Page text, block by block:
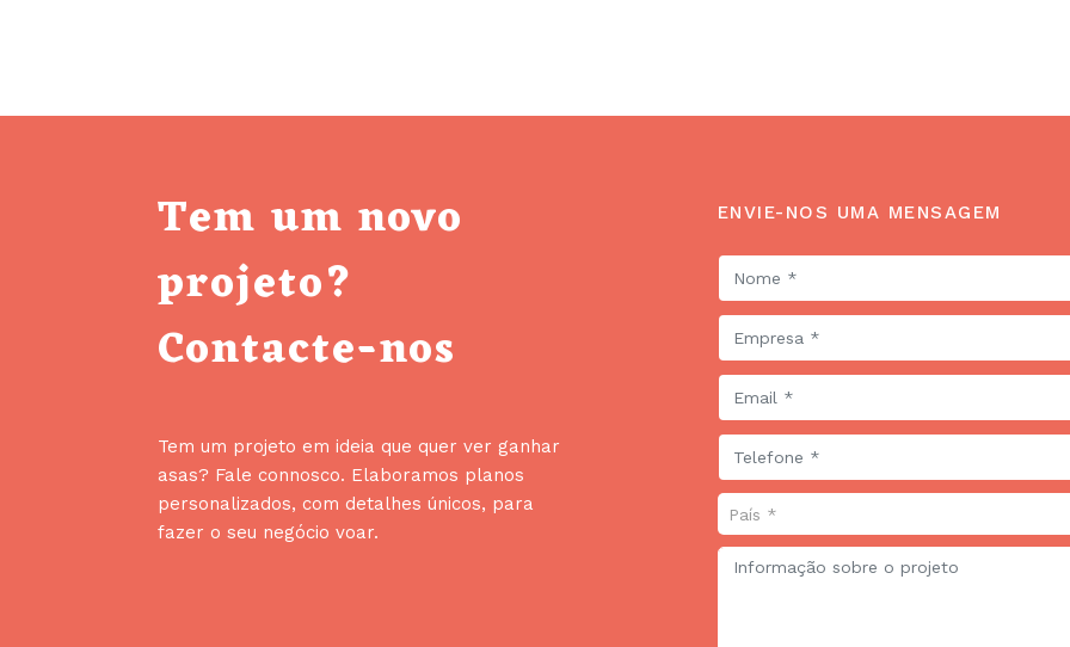
Tem um novo
projeto?
Contacte-nos
Tem um projeto em ideia que quer ver ganhar
asas? Fale connosco. Elaboramos planos
personalizados, com detalhes únicos, para
fazer o seu negócio voar.
ENVIE-NOS UMA MENSAGEM
País *